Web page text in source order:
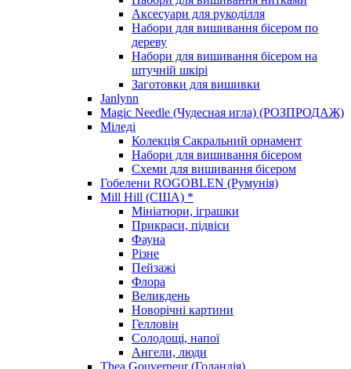
Аксесуари для рукоділля
Набори для вишивання бісером по
дереву
Набори для вишивання бісером на
штучній шкірі
Заготовки для вишивки
Janlynn
Magic Needle (Чудесная игла) (РОЗПРОДАЖ)
Міледі
Колекція Сакральний орнамент
Набори для вишивання бісером
Схеми для вишивання бісером
Гобелени ROGOBLEN (Румунія)
Mill Hill (США) *
Мініатюри, іграшки
Прикраси, підвіси
Фауна
Різне
Пейзажі
Флора
Великдень
Новорічні картини
Гелловін
Солодощі, напої
Ангели, люди
Thea Gouverneur (Голандія)